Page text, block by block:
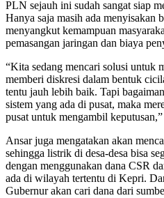
PLN sejauh ini sudah sangat siap
Hanya saja masih ada menyisakan
menyangkut kemampuan
pemasangan jaringan dan biaya
“Kita sedang mencari solusi untuk
memberi diskresi dalam bentuk
tentu jauh lebih baik. Tapi
sistem yang ada di pusat, maka
pusat untuk mengambil
Ansar juga mengatakan akan
sehingga listrik di desa-desa bisa
dengan menggunakan dana CSR
ada di wilayah tertentu di Kepri.
Gubernur akan cari dana dari